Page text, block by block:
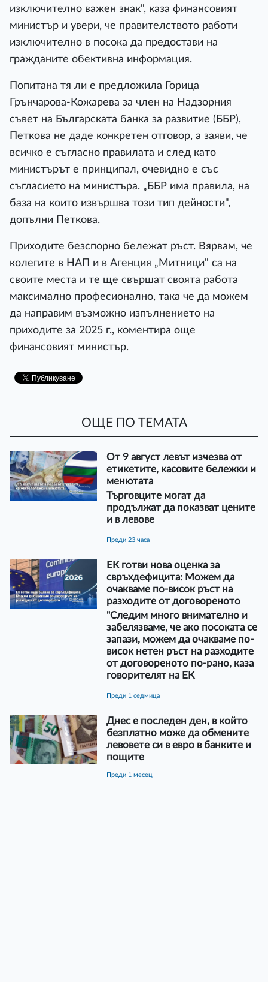
изключително важен знак", каза финансовият
министър и увери, че правителството работи
изключително в посока да предостави на
гражданите обективна информация.
Попитана тя ли е предложила Горица
Грънчарова-Кожарева за член на Надзорния
съвет на Българската банка за развитие (ББР),
Петкова не даде конкретен отговор, а заяви, че
всичко е съгласно правилата и след като
министърът е принципал, очевидно е със
съгласието на министъра. „ББР има правила, на
база на които извършва този тип дейности",
допълни Петкова.
Приходите безспорно бележат ръст. Вярвам, че
колегите в НАП и в Агенция „Митници" са на
своите места и те ще свършат своята работа
максимално професионално, така че да можем
да направим възможно изпълнението на
приходите за 2025 г., коментира още
финансовият министър.
ОЩЕ ПО ТЕМАТА
От 9 август левът изчезва от
етикетите, касовите бележки и
менютата
Търговците могат да
продължат да показват цените
и в левове
преди 23 часа
ЕК готви нова оценка за
свръхдефицита: Можем да
очакваме по-висок ръст на
разходите от договореното
"Следим много внимателно и
забелязваме, че ако посоката се
запази, можем да очакваме по-
висок нетен ръст на разходите
от договореното по-рано, каза
говорителят на ЕК
преди 1 седмица
Днес е последен ден, в който
безплатно може да обмените
левовете си в евро в банките и
пощите
преди 1 месец